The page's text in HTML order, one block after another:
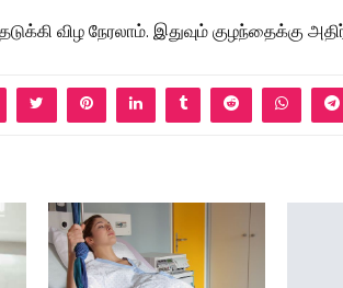
விழ நேரலாம். இதுவும் குழந்தைக்கு